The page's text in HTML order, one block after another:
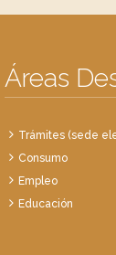
Áreas
Trámites (sede
Consumo
Empleo
Educación